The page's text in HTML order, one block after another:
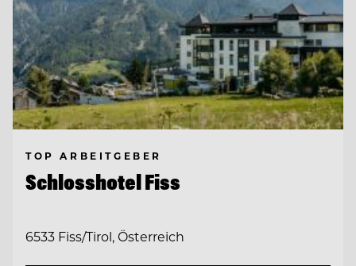
TOP ARBEITGEBER
Schlosshotel Fiss
6533 Fiss/Tirol, Österreich